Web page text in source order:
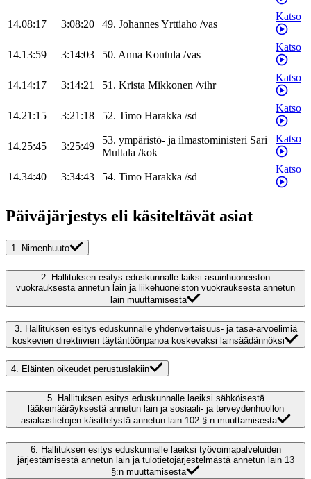
14.08:17 3:08:20 49. JohannesYrttiaho /vas
Katso
14.13:59 3:14:03 50. Anna Kontula /vas
Katso
14.14:17 3:14:21 51. Krista Mikkonen /vihr
Katso
14.21:15 3:21:18 52. Timo Harakka /sd
Katso
14.25:45 3:25:49
53. ympäristö- ja ilmastoministeri Sari
Multala /kok
Katso
14.34:40 3:34:43 54. Timo Harakka /sd
Katso
Päiväjärjestys eli käsiteltävät asiat
1. Nimenhuuto
2. Hallituksen esitys eduskunnalle laiksi asuinhuoneiston
vuokrauksesta annetun lain ja liikehuoneiston vuokrauksesta annetun
lain muuttamisesta
3. Hallituksen esitys eduskunnalle yhdenvertaisuus- ja tasa-arvoelimiä
koskevien direktiivien täytäntöönpanoa koskevaksi lainsäädännöksi
4. Eläinten oikeudet perustuslakiin
5. Hallituksen esitys eduskunnalle laeiksi sähköisestä
lääkemääräyksestä annetun lain ja sosiaali- ja terveydenhuollon
asiakastietojen käsittelystä annetun lain 102 §:n muuttamisesta
6.
Hallituksen esitys eduskunnalle laeiksi työvoimapalveluiden
järjestämisestä annetun lain ja tulotietojärjestelmästä annetun lain 13
§:n muuttamisesta